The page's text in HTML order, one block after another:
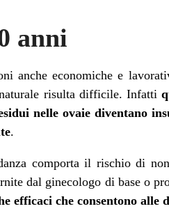
anni
anche economiche e
risulta difficile. Infatti
nelle ovaie diventano
.
comporta il rischio di
dal ginecologo di base o
efficaci che consentono